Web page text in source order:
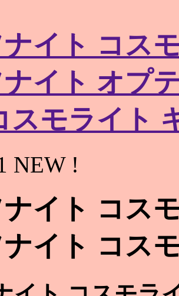
イト コス
イト オプ
スモライト
NEW !
イト コス
イト コス